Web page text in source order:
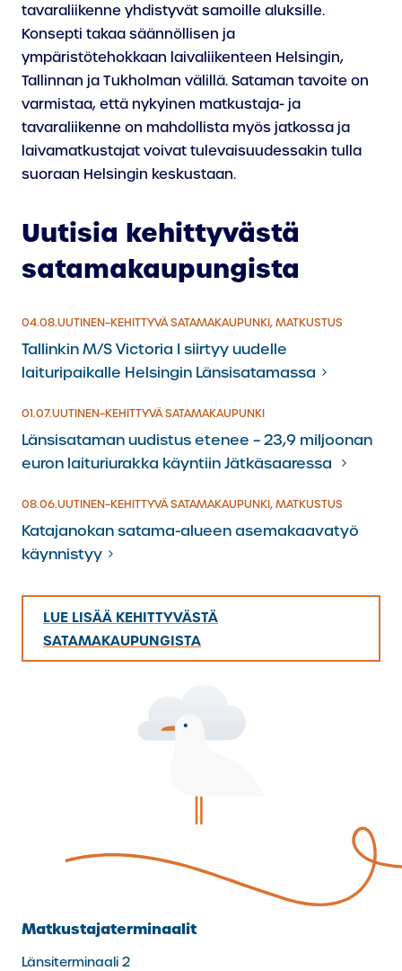
tavaraliikenne yhdistyvät samoille aluksille.
Konsepti takaa säännöllisen ja
ympäristötehokkaan laivaliikenteen Helsingin,
Tallinnan ja Tukholman välillä. Sataman tavoite on
varmistaa, että nykyinen matkustaja- ja
tavaraliikenne on mahdollista myös jatkossa ja
laivamatkustajat voivat tulevaisuudessakin tulla
suoraan Helsingin keskustaan.
Uutisia kehittyvästä
satamakaupungista
04.8.2026
04.08.UUTINEN–KEHITTYVÄ SATAMAKAUPUNKI, MATKUSTUS
Tallinkin M/S Victoria I siirtyy uudelle
laituripaikalle Helsingin Länsisatamassa
01.7.2026
01.07.UUTINEN–KEHITTYVÄ SATAMAKAUPUNKI
Länsisataman uudistus etenee – 23,9 miljoonan
euron laituriurakka käyntiin Jätkäsaaressa
08.6.2026
08.06.UUTINEN–KEHITTYVÄ SATAMAKAUPUNKI, MATKUSTUS
Katajanokan satama-alueen asemakaavatyö
käynnistyy
LUE LISÄÄ KEHITTYVÄSTÄ
SATAMAKAUPUNGISTA
Matkustajaterminaalit
Länsiterminaali 2